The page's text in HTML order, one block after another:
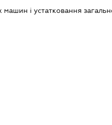
і устатковання